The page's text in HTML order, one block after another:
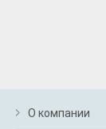
О компании